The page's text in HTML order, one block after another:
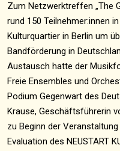
Zum Netzwerktreffen „The
rund 150 Teilnehmer:innen
Kulturquartier in Berlin um
Bandförderung in
Austausch hatte der
Freie Ensembles und
Podium Gegenwart des
Krause, Geschäftsführerin
zu Beginn der
Evaluation des NEUSTART